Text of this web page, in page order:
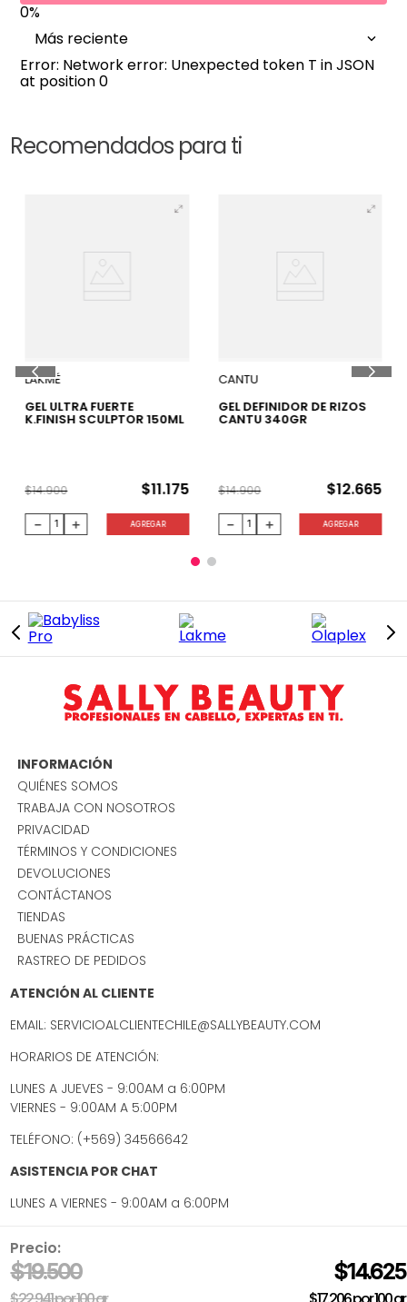
Precio:
$19.500 $14.625
0%
Más reciente
Error: Network error: Unexpected token T in JSON
at position 0
Recomendados para ti
LAKMÉ
GEL ULTRA FUERTE
K.FINISH SCULPTOR 150ML
$14.900 $11.175
＋
－ AGREGAR
CANTU
GEL DEFINIDOR DE RIZOS
CANTU 340GR
$14.900 $12.665
＋
－ AGREGAR
INFORMACIÓN
QUIÉNES SOMOS
TRABAJA CON NOSOTROS
PRIVACIDAD
TÉRMINOS Y CONDICIONES
DEVOLUCIONES
CONTÁCTANOS
TIENDAS
BUENAS PRÁCTICAS
RASTREO DE PEDIDOS
ATENCIÓN AL CLIENTE
EMAIL: SERVICIOALCLIENTECHILE@SALLYBEAUTY.COM
HORARIOS DE ATENCIÓN:
LUNES A JUEVES - 9:00AM a 6:00PM
VIERNES - 9:00AM A 5:00PM
TELÉFONO: (+569) 34566642
ASISTENCIA POR CHAT
LUNES A VIERNES - 9:00AM a 6:00PM